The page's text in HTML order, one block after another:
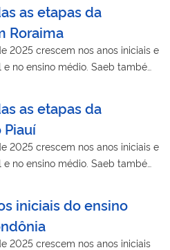
as etapas da
Roraima
2025 crescem nos anos iniciais e
no ensino médio. Saeb também
as etapas da
2025 crescem nos anos iniciais e
no ensino médio. Saeb também
iniciais do ensino
2025 crescem nos anos iniciais